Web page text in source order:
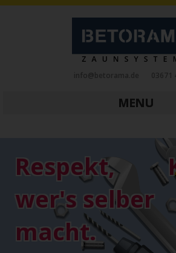
MENU
Schiebetore Drehtore Pforten
Referenzen
Downloads Zubehör
Tore
ALUMINIUM
Respekt,
wer's selber
macht.